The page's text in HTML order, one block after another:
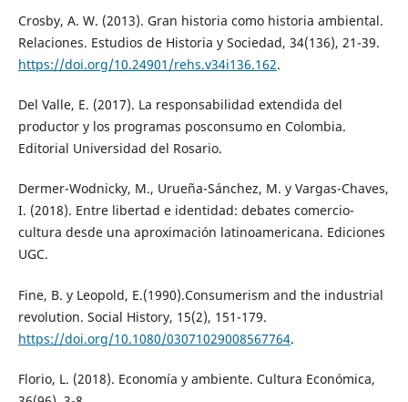
Crosby, A. W. (2013). Gran historia como historia ambiental.
Relaciones. Estudios de Historia y Sociedad, 34(136), 21-39.
https://doi.org/10.24901/rehs.v34i136.162.
Del Valle, E. (2017). La responsabilidad extendida del
productor y los programas posconsumo en Colombia.
Editorial Universidad del Rosario.
Dermer-Wodnicky, M., Urueña-Sánchez, M. y Vargas-Chaves,
I. (2018). Entre libertad e identidad: debates comercio-
cultura desde una aproximación latinoamericana. Ediciones
UGC.
Fine, B. y Leopold, E.(1990).Consumerism and the industrial
revolution. Social History, 15(2), 151-179.
https://doi.org/10.1080/03071029008567764.
Florio, L. (2018). Economía y ambiente. Cultura Económica,